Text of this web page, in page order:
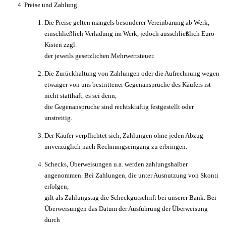
Preise und Zahlung
Die Preise gelten mangels besonderer Vereinbarung ab Werk,
einschließlich Verladung im Werk, jedoch ausschließlich Euro-
Kisten zzgl.
der jeweils gesetzlichen Mehrwertsteuer.
Die Zurückhaltung von Zahlungen oder die Aufrechnung wegen
etwaiger von uns bestrittener Gegenansprüche des Käufers ist
nicht statthaft, es sei denn,
die Gegenansprüche sind rechtskräftig festgestellt oder
unstreitig.
Der Käufer verpflichtet sich, Zahlungen ohne jeden Abzug
unverzüglich nach Rechnungseingang zu erbringen.
Schecks, Überweisungen u.a. werden zahlungshalber
angenommen. Bei Zahlungen, die unter Ausnutzung von Skonti
erfolgen,
gilt als Zahlungstag die Scheckgutschrift bei unserer Bank. Bei
Überweisungen das Datum der Ausführung der Überweisung
durch